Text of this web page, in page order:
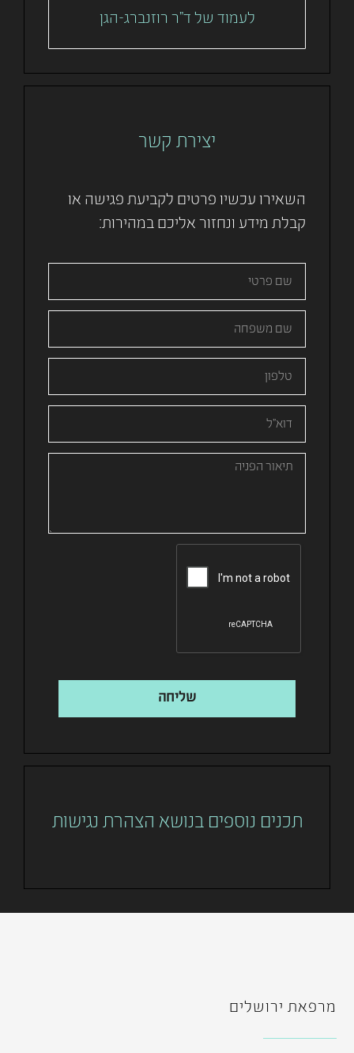
לעמוד של ד"ר רוזנברג-הגן
יצירת קשר
השאירו עכשיו פרטים לקביעת פגישה או
קבלת מידע ונחזור אליכם במהירות:
שליחה
תכנים נוספים בנושא הצהרת נגישות
מרפאת ירושלים